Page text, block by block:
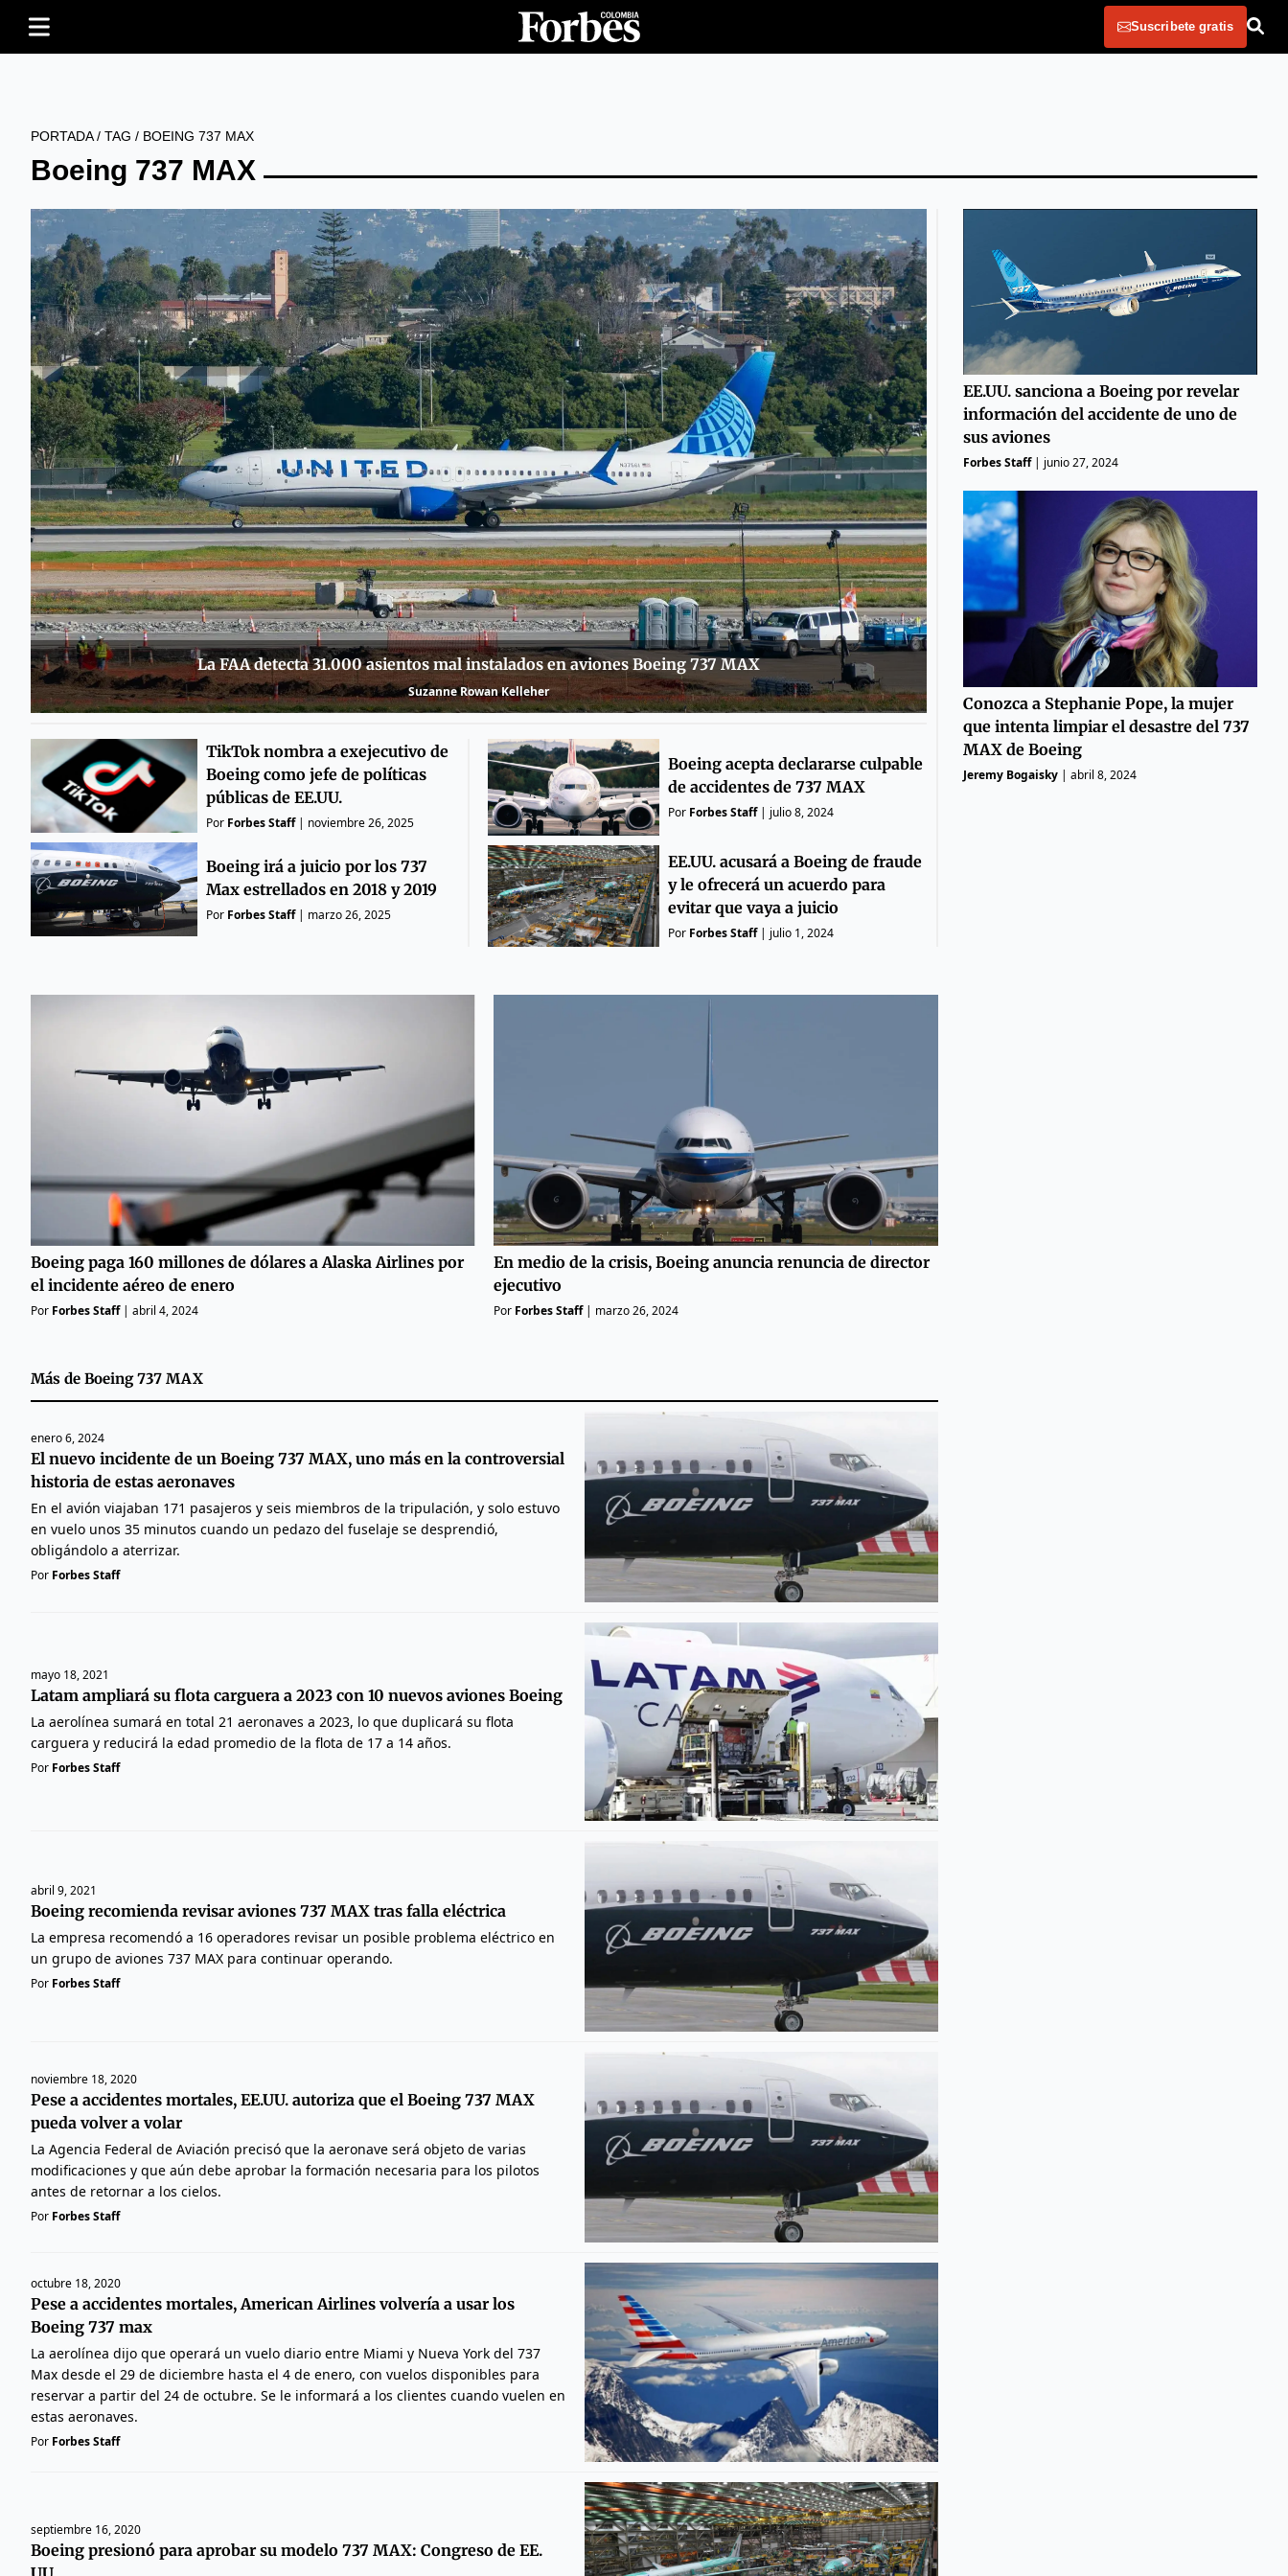
Suscribete gratis
PORTADA/ TAG / BOEING 737 MAX
Boeing 737 MAX
La FAA detecta 31.000 asientos mal instalados en aviones Boeing 737 MAX
Suzanne Rowan Kelleher
TikTok nombra a exejecutivo de
Boeing como jefe de políticas
públicas de EE.UU.
Por Forbes Staff| noviembre 26, 2025
Boeing irá a juicio por los 737
Max estrellados en 2018 y 2019
Por Forbes Staff| marzo 26, 2025
Boeing acepta declararse culpable
de accidentes de 737 MAX
Por Forbes Staff| julio 8, 2024
EE.UU. acusará a Boeing de fraude
y le ofrecerá un acuerdo para
evitar que vaya a juicio
Por Forbes Staff| julio 1, 2024
EE.UU. sanciona a Boeing por revelar
información del accidente de uno de
sus aviones
Forbes Staff| junio 27, 2024
Conozca a Stephanie Pope, la mujer
que intenta limpiar el desastre del 737
MAX de Boeing
Jeremy Bogaisky| abril 8, 2024
Boeing paga 160 millones de dólares a Alaska Airlines por
el incidente aéreo de enero
Por Forbes Staff| abril 4, 2024
En medio de la crisis, Boeing anuncia renuncia de director
ejecutivo
Por Forbes Staff| marzo 26, 2024
Más de Boeing 737 MAX
enero 6, 2024
El nuevo incidente de un Boeing 737 MAX, uno más en la controversial
historia de estas aeronaves
En el avión viajaban 171 pasajeros y seis miembros de la tripulación, y solo estuvo
en vuelo unos 35 minutos cuando un pedazo del fuselaje se desprendió,
obligándolo a aterrizar.
Por Forbes Staff
mayo 18, 2021
Latam ampliará su flota carguera a 2023 con 10 nuevos aviones Boeing
La aerolínea sumará en total 21 aeronaves a 2023, lo que duplicará su flota
carguera y reducirá la edad promedio de la flota de 17 a 14 años.
Por Forbes Staff
abril 9, 2021
Boeing recomienda revisar aviones 737 MAX tras falla eléctrica
La empresa recomendó a 16 operadores revisar un posible problema eléctrico en
un grupo de aviones 737 MAX para continuar operando.
Por Forbes Staff
noviembre 18, 2020
Pese a accidentes mortales, EE.UU. autoriza que el Boeing 737 MAX
pueda volver a volar
La Agencia Federal de Aviación precisó que la aeronave será objeto de varias
modificaciones y que aún debe aprobar la formación necesaria para los pilotos
antes de retornar a los cielos.
Por Forbes Staff
octubre 18, 2020
Pese a accidentes mortales, American Airlines volvería a usar los
Boeing 737 max
La aerolínea dijo que operará un vuelo diario entre Miami y Nueva York del 737
Max desde el 29 de diciembre hasta el 4 de enero, con vuelos disponibles para
reservar a partir del 24 de octubre. Se le informará a los clientes cuando vuelen en
estas aeronaves.
Por Forbes Staff
septiembre 16, 2020
Boeing presionó para aprobar su modelo 737 MAX: Congreso de EE.